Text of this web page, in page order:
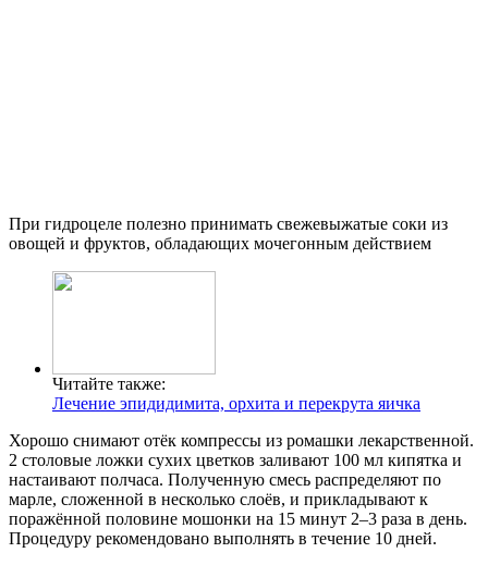
При гидроцеле полезно принимать свежевыжатые соки из
овощей и фруктов, обладающих мочегонным действием
Читайте также:
Лечение эпидидимита, орхита и перекрута яичка
Хорошо снимают отёк компрессы из ромашки лекарственной.
2 столовые ложки сухих цветков заливают 100 мл кипятка и
настаивают полчаса. Полученную смесь распределяют по
марле, сложенной в несколько слоёв, и прикладывают к
поражённой половине мошонки на 15 минут 2–3 раза в день.
Процедуру рекомендовано выполнять в течение 10 дней.